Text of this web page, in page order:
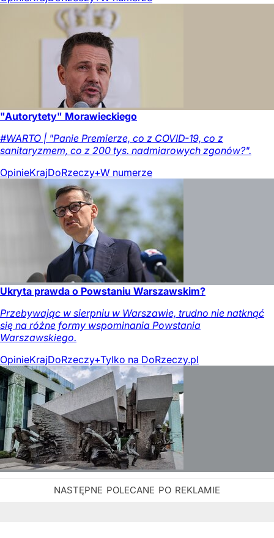
"Autorytety" Morawieckiego
#WARTO | "Panie Premierze, co z COVID-19, co z
sanitaryzmem, co z 200 tys. nadmiarowych zgonów?".
OpinieKrajDoRzeczy+W numerze
Ukryta prawda o Powstaniu Warszawskim?
Przebywając w sierpniu w Warszawie, trudno nie natknąć
się na różne formy wspominania Powstania
Warszawskiego.
OpinieKrajDoRzeczy+Tylko na DoRzeczy.pl